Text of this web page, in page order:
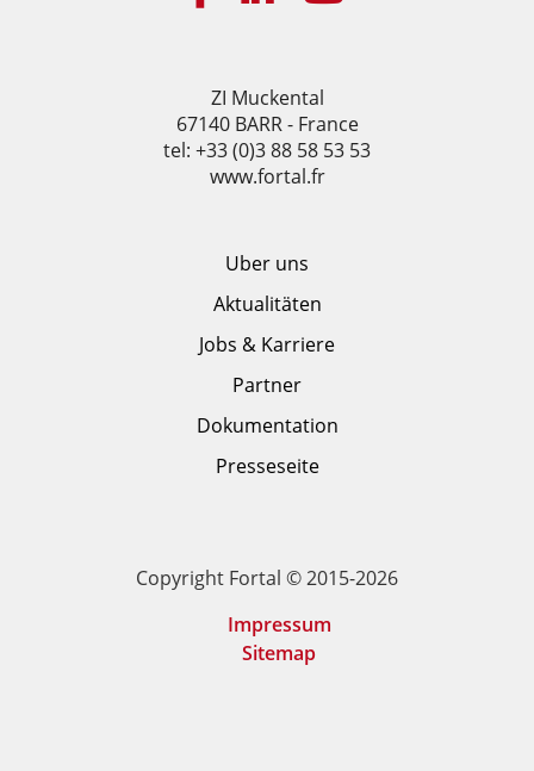
ZI Muckental
67140 BARR - France
tel: +33 (0)3 88 58 53 53
www.fortal.fr
Uber uns
Aktualitäten
Jobs & Karriere
Partner
Dokumentation
Presseseite
Copyright Fortal © 2015-2026
Impressum
Sitemap